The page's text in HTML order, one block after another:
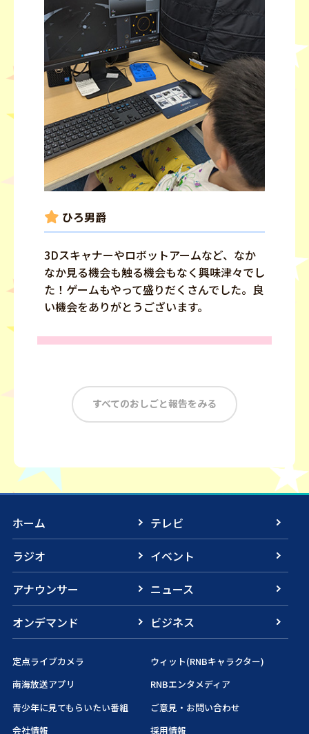
ひろ男爵
3Dスキャナーやロボットアームなど、なか
なか見る機会も触る機会もなく興味津々でし
た！ゲームもやって盛りだくさんでした。良
い機会をありがとうございます。
すべてのおしごと報告をみる
ホーム
テレビ
ラジオ
イベント
アナウンサー
ニュース
オンデマンド
ビジネス
定点ライブカメラ
ウィット(RNBキャラクター)
南海放送アプリ
RNBエンタメディア
青少年に見てもらいたい番組
ご意見・お問い合わせ
会社情報
採用情報